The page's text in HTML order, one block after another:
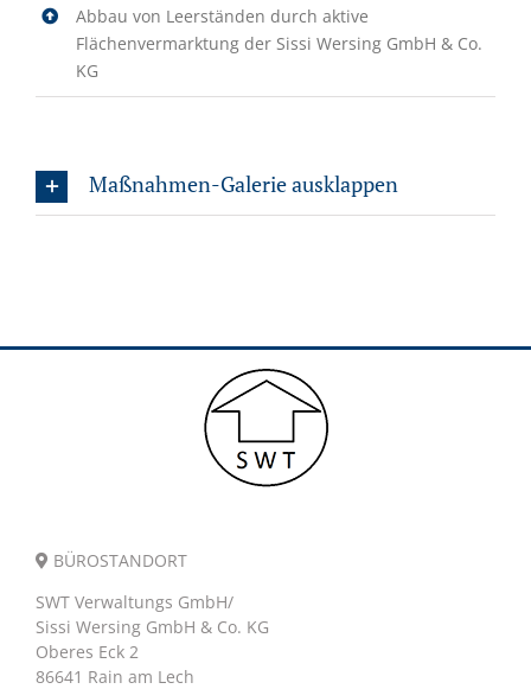
Abbau von Leerständen durch aktive
Flächenvermarktung der Sissi Wersing GmbH & Co.
KG
Maßnahmen-Galerie ausklappen
BÜROSTANDORT
SWT Verwaltungs GmbH/
Sissi Wersing GmbH & Co. KG
Oberes Eck 2
86641 Rain am Lech